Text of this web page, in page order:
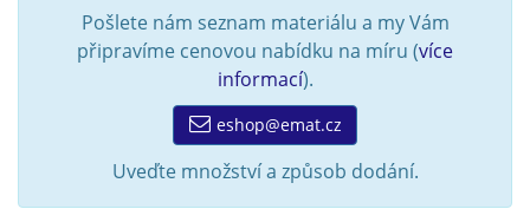
Pošlete nám seznam materiálu a my Vám
připravíme cenovou nabídku na míru (více
informací).
eshop@emat.cz
Uveďte množství a způsob dodání.